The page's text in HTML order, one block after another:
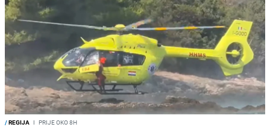
/REGIJA I PRIJE OKO 8H